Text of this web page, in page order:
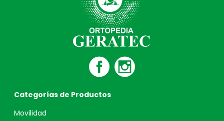
Categorías de Productos
Movilidad